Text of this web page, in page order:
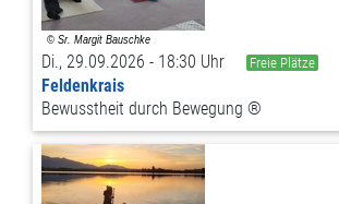
Di., 29.09.2026 - 18:30 Uhr Freie Plätze
Feldenkrais
Bewusstheit durch Bewegung ®